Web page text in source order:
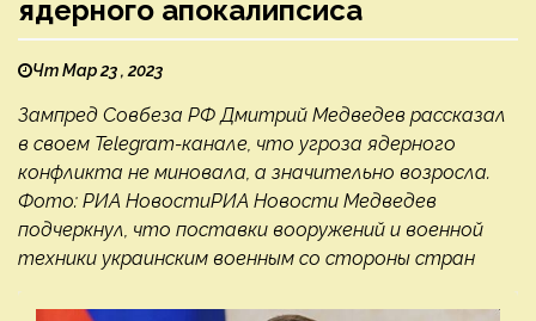
ядерного апокалипсиса
Чт Мар 23 , 2023
Зампред Совбеза РФ Дмитрий Медведев рассказал
в своем Telegram-канале, что угроза ядерного
конфликта не миновала, а значительно возросла.
Фото: РИА НовостиРИА Новости Медведев
подчеркнул, что поставки вооружений и военной
техники украинским военным со стороны стран